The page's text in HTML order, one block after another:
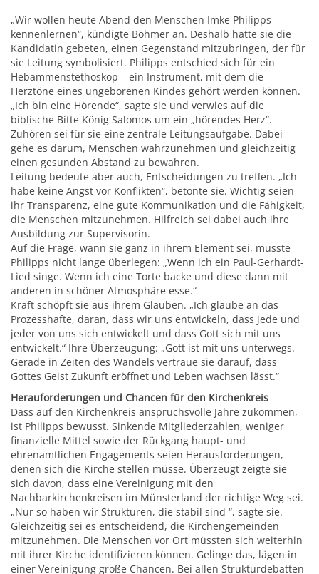
„Wir wollen heute Abend den Menschen Imke Philipps
kennenlernen“, kündigte Böhmer an. Deshalb hatte sie die
Kandidatin gebeten, einen Gegenstand mitzubringen, der für
sie Leitung symbolisiert. Philipps entschied sich für ein
Hebammenstethoskop – ein Instrument, mit dem die
Herztöne eines ungeborenen Kindes gehört werden können.
„Ich bin eine Hörende“, sagte sie und verwies auf die
biblische Bitte König Salomos um ein „hörendes Herz“.
Zuhören sei für sie eine zentrale Leitungsaufgabe. Dabei
gehe es darum, Menschen wahrzunehmen und gleichzeitig
einen gesunden Abstand zu bewahren.
Leitung bedeute aber auch, Entscheidungen zu treffen. „Ich
habe keine Angst vor Konflikten“, betonte sie. Wichtig seien
ihr Transparenz, eine gute Kommunikation und die Fähigkeit,
die Menschen mitzunehmen. Hilfreich sei dabei auch ihre
Ausbildung zur Supervisorin.
Auf die Frage, wann sie ganz in ihrem Element sei, musste
Philipps nicht lange überlegen: „Wenn ich ein Paul-Gerhardt-
Lied singe. Wenn ich eine Torte backe und diese dann mit
anderen in schöner Atmosphäre esse.“
Kraft schöpft sie aus ihrem Glauben. „Ich glaube an das
Prozesshafte, daran, dass wir uns entwickeln, dass jede und
jeder von uns sich entwickelt und dass Gott sich mit uns
entwickelt.“ Ihre Überzeugung: „Gott ist mit uns unterwegs.
Gerade in Zeiten des Wandels vertraue sie darauf, dass
Gottes Geist Zukunft eröffnet und Leben wachsen lässt.“
Herauforderungen und Chancen für den Kirchenkreis
Dass auf den Kirchenkreis anspruchsvolle Jahre zukommen,
ist Philipps bewusst. Sinkende Mitgliederzahlen, weniger
finanzielle Mittel sowie der Rückgang haupt- und
ehrenamtlichen Engagements seien Herausforderungen,
denen sich die Kirche stellen müsse. Überzeugt zeigte sie
sich davon, dass eine Vereinigung mit den
Nachbarkirchenkreisen im Münsterland der richtige Weg sei.
„Nur so haben wir Strukturen, die stabil sind “, sagte sie.
Gleichzeitig sei es entscheidend, die Kirchengemeinden
mitzunehmen. Die Menschen vor Ort müssten sich weiterhin
mit ihrer Kirche identifizieren können. Gelinge das, lägen in
einer Vereinigung große Chancen. Bei allen Strukturdebatten